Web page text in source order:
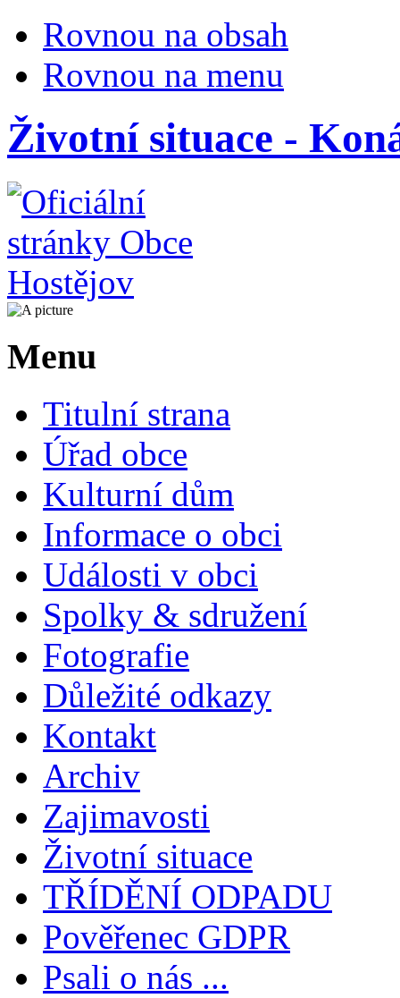
Rovnou na obsah
Rovnou na menu
Životní situace -
Menu
Titulní strana
Úřad obce
Kulturní dům
Informace o obci
Události v obci
Spolky & sdružení
Fotografie
Důležité odkazy
Kontakt
Archiv
Zajimavosti
Životní situace
TŘÍDĚNÍ ODPADU
Pověřenec GDPR
Psali o nás ...